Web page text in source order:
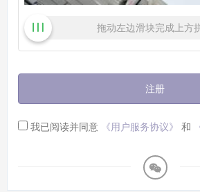
拖动左边滑块完成上方
注册
我已阅读并同意 《用户服务协议》 和